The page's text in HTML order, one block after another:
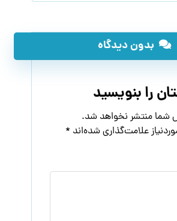
بدون دیدگاه
را بنویسید
شما منتشر نخواهد شد.
علامت‌گذاری شده‌اند *